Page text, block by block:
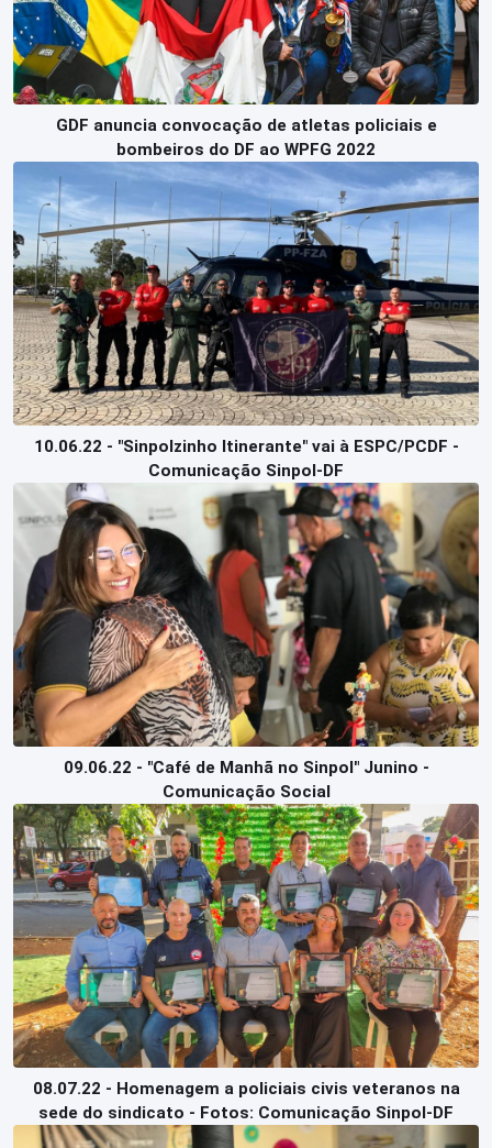
GDF anuncia convocação de atletas policiais e
bombeiros do DF ao WPFG 2022
10.06.22 - "Sinpolzinho Itinerante" vai à ESPC/PCDF -
Comunicação Sinpol-DF
09.06.22 - "Café de Manhã no Sinpol" Junino -
Comunicação Social
08.07.22 - Homenagem a policiais civis veteranos na
sede do sindicato - Fotos: Comunicação Sinpol-DF